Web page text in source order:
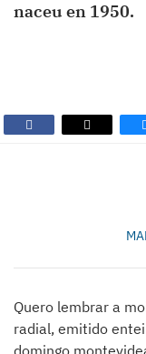
naceu en 1950.
Quero lembrar a
radial, emitido
domingo